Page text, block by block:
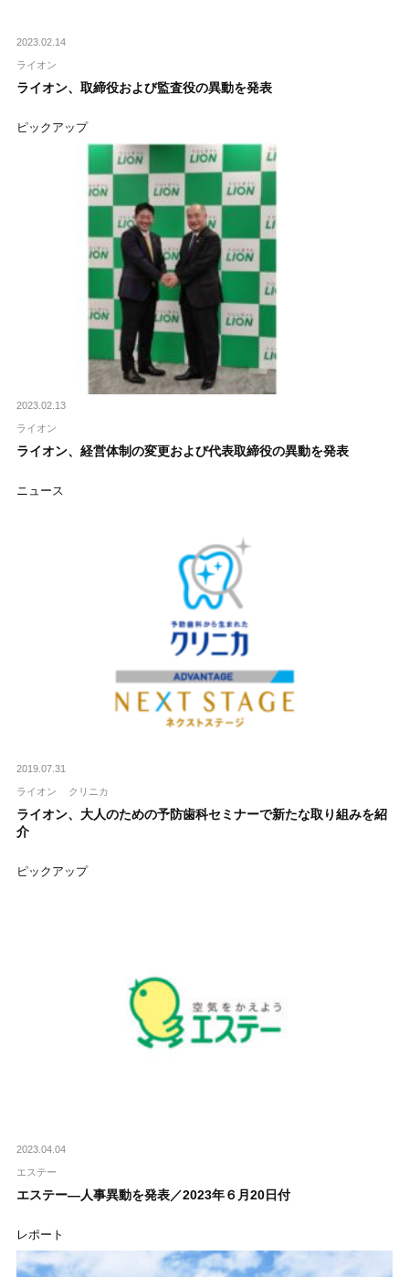
2023.02.14
ライオン
ライオン、取締役および監査役の異動を発表
ピックアップ
2023.02.13
ライオン
ライオン、経営体制の変更および代表取締役の異動を発表
ニュース
2019.07.31
ライオン クリニカ
ライオン、大人のための予防歯科セミナーで新たな取り組みを紹
介
ピックアップ
2023.04.04
エステー
エステー―人事異動を発表／2023年６月20日付
レポート